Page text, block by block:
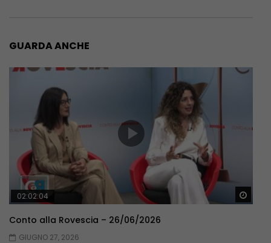
GUARDA ANCHE
02:02:04
Conto alla Rovescia – 26/06/2026
GIUGNO 27, 2026